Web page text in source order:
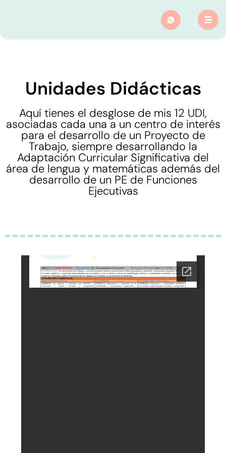
Unidades Didácticas
Aquí tienes el desglose de mis 12 UDI,
asociadas cada una a un centro de interés
para el desarrollo de un Proyecto de
Trabajo, siempre desarrollando la
Adaptación Curricular Significativa del
área de lengua y matemáticas además del
desarrollo de un PE de Funciones
Ejecutivas